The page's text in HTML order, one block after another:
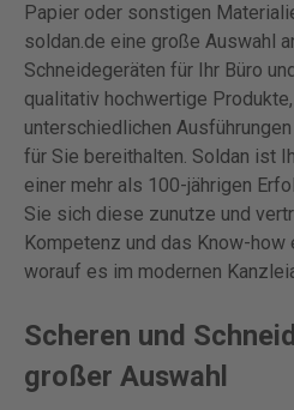
Papier oder sonstigen
soldan.de eine große Auswahl
Schneidegeräten für Ihr Büro
qualitativ hochwertige
unterschiedlichen
für Sie bereithalten. Soldan ist
einer mehr als 100-jährigen
Sie sich diese zunutze und
Kompetenz und das Know-
worauf es im modernen
Scheren und
großer Auswahl